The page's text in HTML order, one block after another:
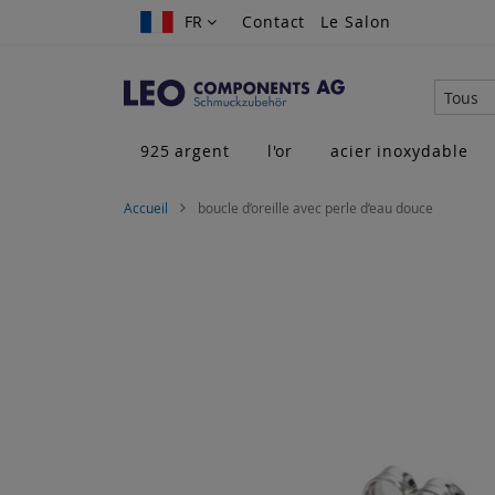
FR
FR Contact Le Salon
Tous
925 argent
l'or acier inoxydable
Accueil boucle d’oreille avec perle d‘eau douce